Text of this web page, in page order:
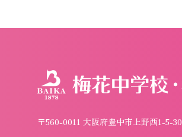
〒560-0011 大阪府豊中市上野西1-5-30